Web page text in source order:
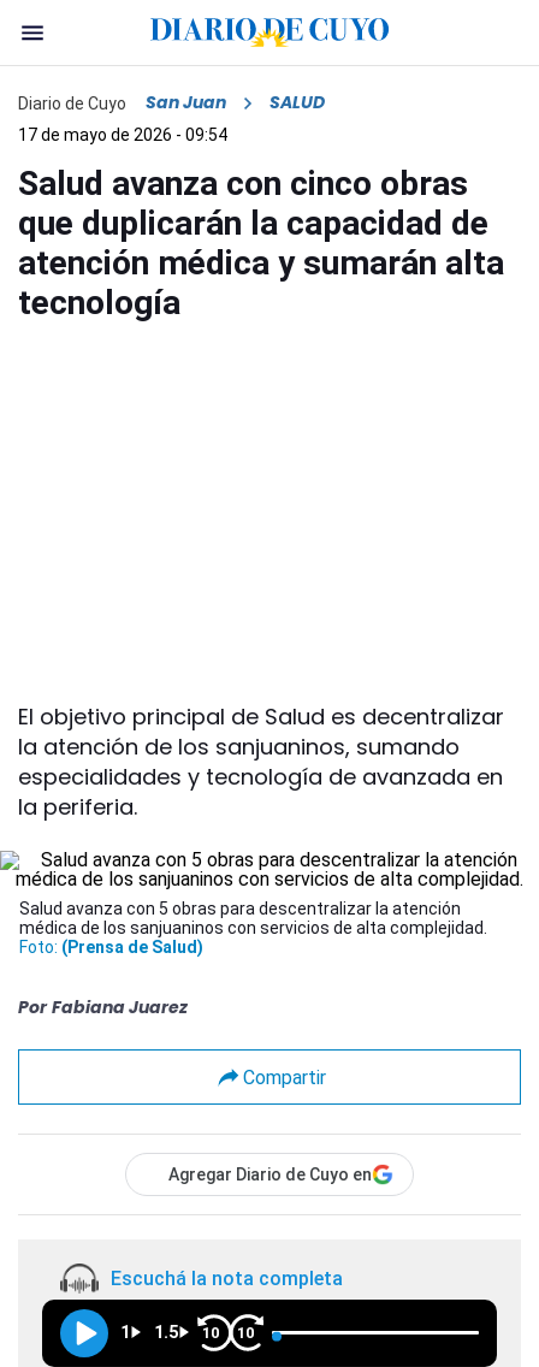
Diario de Cuyo San Juan SALUD
17 de mayo de 2026 - 09:54
Salud avanza con cinco obras
que duplicarán la capacidad de
atención médica y sumarán alta
tecnología
El objetivo principal de Salud es decentralizar
la atención de los sanjuaninos, sumando
especialidades y tecnología de avanzada en
la periferia.
Salud avanza con 5 obras para descentralizar la atención
médica de los sanjuaninos con servicios de alta complejidad.
Foto: (Prensa de Salud)
Por Fabiana Juarez
Compartir
Agregar Diario de Cuyo en
Escuchá la nota completa
1 1.5 10 10